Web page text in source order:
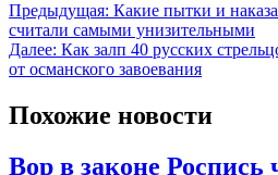
Предыдущая: Какие пытки и
считали самыми унизительными
Далее: Как залп 40 русских
от османского завоевания
Похожие новости
Вор в законе Роспись